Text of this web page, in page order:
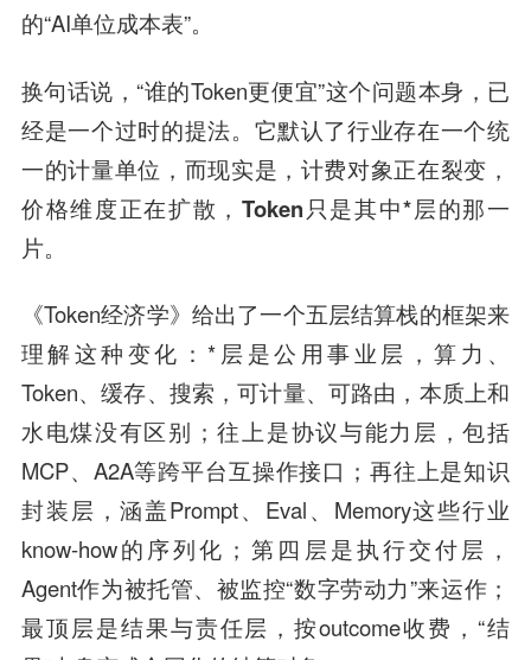
的“AI单位成本表”。
换句话说，“谁的Token更便宜”这个问题本身，已
经是一个过时的提法。它默认了行业存在一个统
一的计量单位，而现实是， 计费对象正在裂变，
价格维度正在扩散，Token只是其中*层的那一
片。
《Token经济学》给出了一个五层结算栈的框架来
理解这种变化：*层是公用事业层，算力、
Token、缓存、搜索，可计量、可路由，本质上和
水电煤没有区别；往上是协议与能力层，包括
MCP、A2A等跨平台互操作接口；再往上是知识
封装层，涵盖Prompt、Eval、Memory这些行业
know-how的序列化；第四层是执行交付层，
Agent作为被托管、被监控“数字劳动力”来运作；
最顶层是结果与责任层，按outcome收费，“结